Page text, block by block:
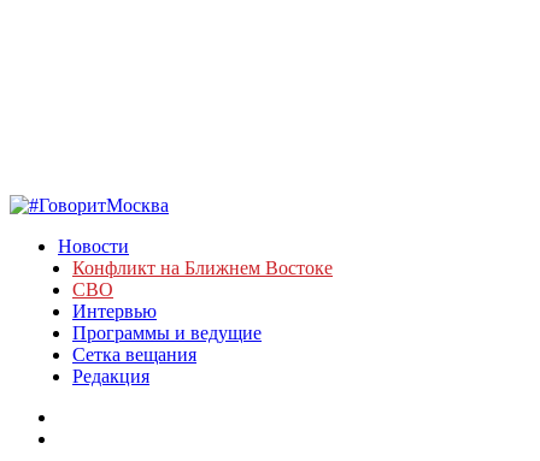
Новости
Конфликт на Ближнем Востоке
СВО
Интервью
Программы и ведущие
Сетка вещания
Редакция